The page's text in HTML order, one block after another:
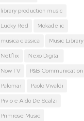
library production music
Lucky Red
Mokadelic
musica classica
Music Library
Netflix
Nexo Digital
Now TV
P&B Communication
Palomar
Paolo Vivaldi
Pivio e Aldo De Scalzi
Primrose Music